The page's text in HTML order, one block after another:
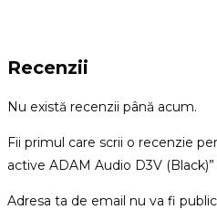
Recenzii
Nu există recenzii până acum.
Fii primul care scrii o recenzie
active ADAM Audio D3V (Black)”
Adresa ta de email nu va fi